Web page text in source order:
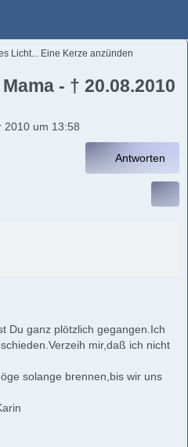
Licht... Eine Kerze anzünden
- † 20.08.2010
2010 um 13:58
Antworten
Du ganz plötzlich gegangen.Ich
mir,daß ich nicht
solange brennen,bis wir uns